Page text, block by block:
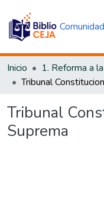
Inicio
Tribunal
Suprema